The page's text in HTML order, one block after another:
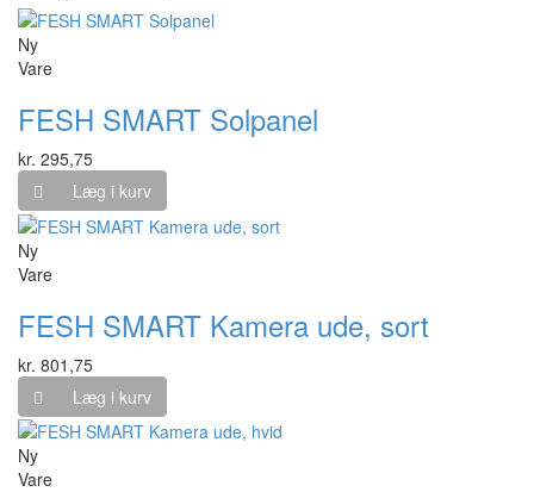
Ny
Vare
FESH SMART Solpanel
kr. 295,75
Læg i kurv
Ny
Vare
FESH SMART Kamera ude, sort
kr. 801,75
Læg i kurv
Ny
Vare